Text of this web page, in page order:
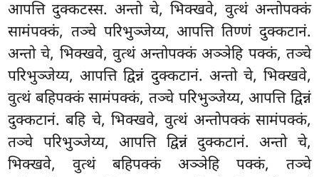
आपत्ति दुक्कटस्स. अन्तो चे, भिक्खवे, वुत्थं अन्तोपक्कं
सामंपक्कं, तञ्चे परिभुञ्जेय्य, आपत्ति तिण्णं दुक्कटानं.
अन्तो चे, भिक्खवे, वुत्थं अन्तोपक्कं अञ्ञेहि पक्कं, तञ्चे
परिभुञ्जेय्य, आपत्ति द्विन्नं दुक्कटानं. अन्तो चे, भिक्खवे,
वुत्थं बहिपक्कं सामंपक्कं, तञ्चे परिभुञ्जेय्य, आपत्ति द्विन्नं
दुक्कटानं. बहि चे, भिक्खवे, वुत्थं अन्तोपक्कं सामंपक्कं,
तञ्चे परिभुञ्जेय्य, आपत्ति द्विन्नं दुक्कटानं. अन्तो चे,
भिक्खवे, वुत्थं बहिपक्कं अञ्ञेहि पक्कं, तञ्चे